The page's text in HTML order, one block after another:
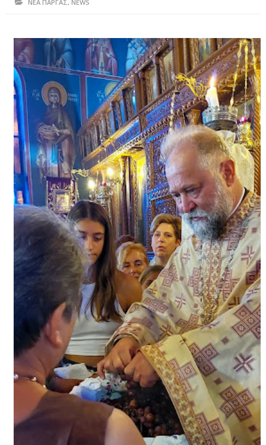
ΗΠΕΙΡΟΣ
ΙΩΑΝΝΙΝΑ
ΘΕΣΠΡΩΤΙΑ
ΙΟΝΙΑ ΝΗΣΙΑ
ΚΑΙ ΕΛΛΑΔΑ
ΥΓΕΙΑ-ΟΜΟΡΦΙΑ
ΠΟΛΙΤΙΣΜΟΣ
ΠΕΡΙΒΑΛΛΟΝ
ΤΕΧΝΟΛΟΓΙΑ
ΕΦΗΜΕΡΙΔΑ Η ΠΑΡΓΑ
ΠΛΗΡΟΦΟΡΙΕΣ
ΝΕΑ ΠΑΡΓΑΣ, NEWS